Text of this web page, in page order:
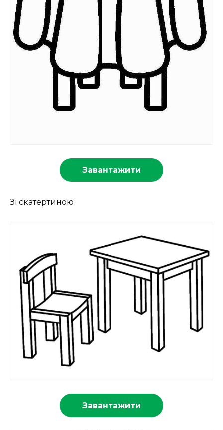
Завантажити
Зі скатертиною
Завантажити